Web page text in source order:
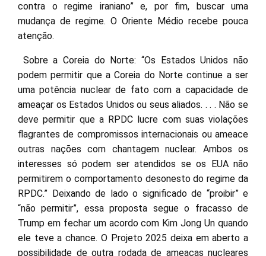
contra o regime iraniano” e, por fim, buscar uma
mudança de regime. O Oriente Médio recebe pouca
atenção.
Sobre a Coreia do Norte: “Os Estados Unidos não
podem permitir que a Coreia do Norte continue a ser
uma potência nuclear de fato com a capacidade de
ameaçar os Estados Unidos ou seus aliados. . . . Não se
deve permitir que a RPDC lucre com suas violações
flagrantes de compromissos internacionais ou ameace
outras nações com chantagem nuclear. Ambos os
interesses só podem ser atendidos se os EUA não
permitirem o comportamento desonesto do regime da
RPDC.” Deixando de lado o significado de “proibir” e
“não permitir”, essa proposta segue o fracasso de
Trump em fechar um acordo com Kim Jong Un quando
ele teve a chance. O Projeto 2025 deixa em aberto a
possibilidade de outra rodada de ameaças nucleares